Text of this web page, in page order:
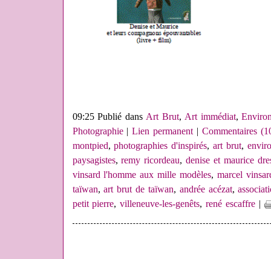
09:25 Publié dansArt Brut, Art immédiat,
Photographie|Lien permanent| Commentaires
montpied,photographies d'inspirés,art brut,
paysagistes,remy ricordeau,denise et maurice
vinsard l'homme aux mille modèles, marcel
taïwan,art brut de taïwan, andrée acézat,
petit pierre,villeneuve-les-genêts,rené escaffre|